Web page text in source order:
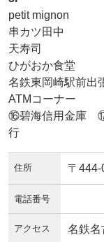
petit mignon
串カツ田中
天寿司
ひがおか食堂
名鉄東岡崎駅前出
ATMコーナー
⑯碧海信用金庫
行
住所 〒
電話番号
アクセス 名鉄名